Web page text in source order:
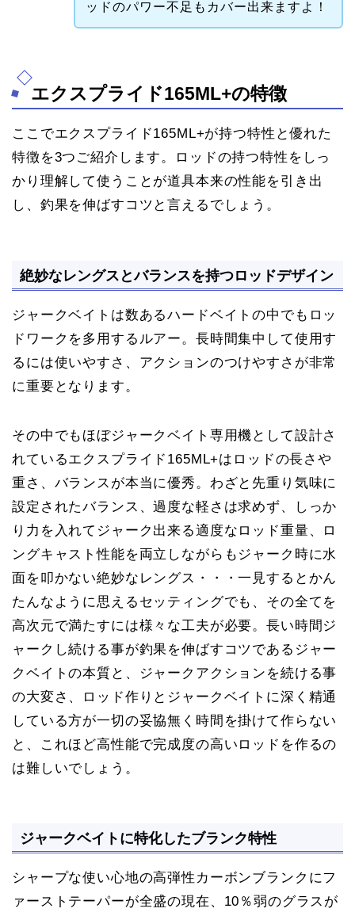
ッドのパワー不足もカバー出来ますよ！
エクスプライド165ML+の特徴
ここでエクスプライド165ML+が持つ特性と優れた
特徴を3つご紹介します。ロッドの持つ特性をしっ
かり理解して使うことが道具本来の性能を引き出
し、釣果を伸ばすコツと言えるでしょう。
絶妙なレングスとバランスを持つロッドデザイン
ジャークベイトは数あるハードベイトの中でもロッ
ドワークを多用するルアー。長時間集中して使用す
るには使いやすさ、アクションのつけやすさが非常
に重要となります。
その中でもほぼジャークベイト専用機として設計さ
れているエクスプライド165ML+はロッドの長さや
重さ、バランスが本当に優秀。わざと先重り気味に
設定されたバランス、過度な軽さは求めず、しっか
り力を入れてジャーク出来る適度なロッド重量、ロ
ングキャスト性能を両立しながらもジャーク時に水
面を叩かない絶妙なレングス・・・一見するとかん
たんなように思えるセッティングでも、その全てを
高次元で満たすには様々な工夫が必要。長い時間ジ
ャークし続ける事が釣果を伸ばすコツであるジャー
クベイトの本質と、ジャークアクションを続ける事
の大変さ、ロッド作りとジャークベイトに深く精通
している方が一切の妥協無く時間を掛けて作らない
と、これほど高性能で完成度の高いロッドを作るの
は難しいでしょう。
ジャークベイトに特化したブランク特性
シャープな使い心地の高弾性カーボンブランクにフ
ァーストテーパーが全盛の現在、10％弱のグラスが